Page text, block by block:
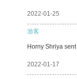
2022-01-25
游客
Horny Shriya
2022-01-17